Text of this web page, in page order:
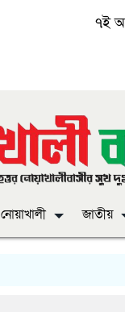
৭ই
নোয়াখালী জাতীয়